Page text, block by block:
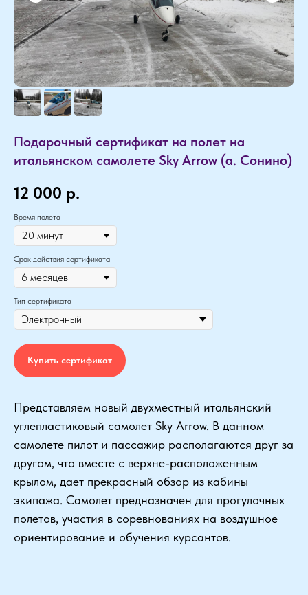
Подарочный сертификат на полет на
итальянском самолете Sky Arrow (а. Сонино)
12 000 р.
Время полета
Срок действия сертификата
Тип сертификата
Купить сертификат
Представляем новый двухместный итальянский
углепластиковый самолет Sky Arrow. В данном
самолете пилот и пассажир располагаются друг за
другом, что вместе с верхне-расположенным
крылом, дает прекрасный обзор из кабины
экипажа. Самолет предназначен для прогулочных
полетов, участия в соревнованиях на воздушное
ориентирование и обучения курсантов.